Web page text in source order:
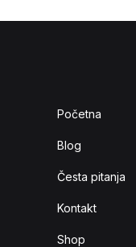
Početna
Blog
Česta pitanja
Kontakt
Shop